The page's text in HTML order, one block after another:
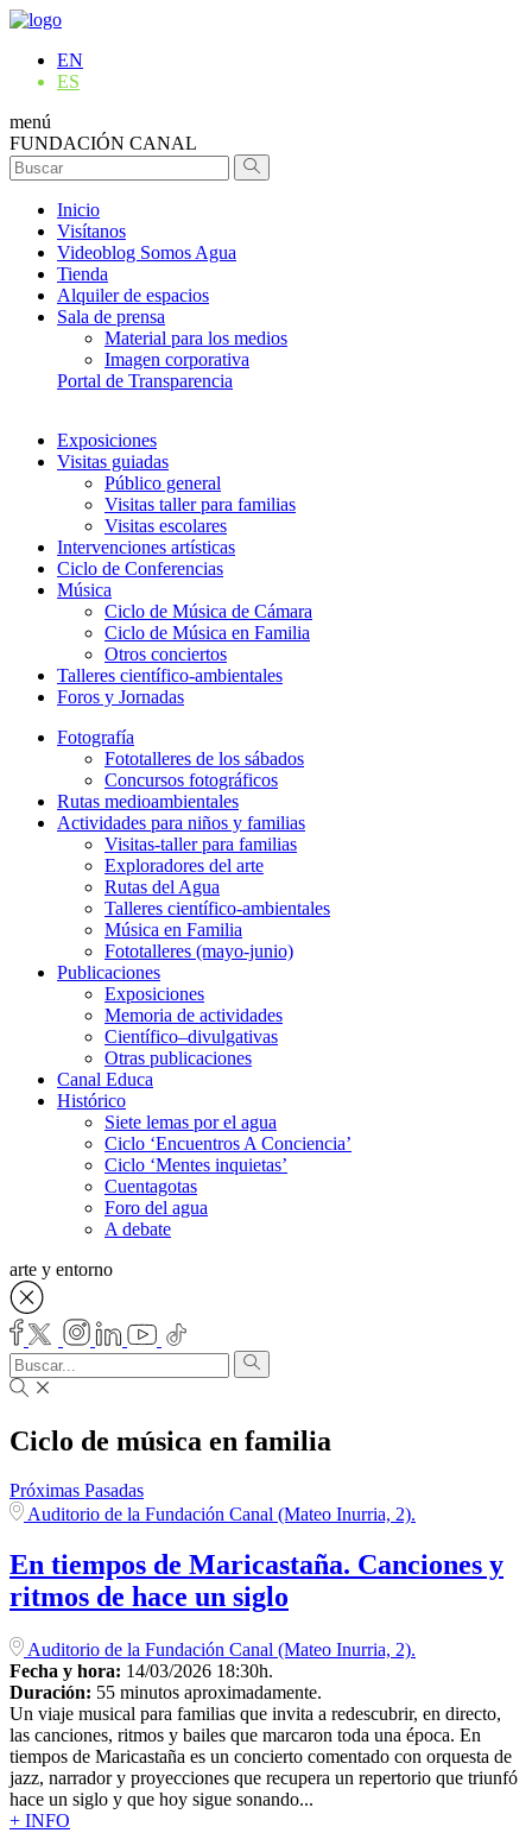
EN
ES
menú
FUNDACIÓN CANAL
Inicio
Visítanos
Videoblog Somos Agua
Tienda
Alquiler de espacios
Sala de prensa
Material para los medios
Imagen corporativa
Portal de Transparencia
Exposiciones
Visitas guiadas
Público general
Visitas taller para familias
Visitas escolares
Intervenciones artísticas
Ciclo de Conferencias
Música
Ciclo de Música de Cámara
Ciclo de Música en Familia
Otros conciertos
Talleres científico-ambientales
Foros y Jornadas
Fotografía
Fototalleres de los sábados
Concursos fotográficos
Rutas medioambientales
Actividades para niños y familias
Visitas-taller para familias
Exploradores del arte
Rutas del Agua
Talleres científico-ambientales
Música en Familia
Fototalleres (mayo-junio)
Publicaciones
Exposiciones
Memoria de actividades
Científico–divulgativas
Otras publicaciones
Canal Educa
Histórico
Siete lemas por el agua
Ciclo ‘Encuentros A Conciencia’
Ciclo ‘Mentes inquietas’
Cuentagotas
Foro del agua
A debate
arte y entorno
Ciclo de música en familia
Próximas Pasadas
Auditorio de la Fundación Canal (Mateo Inurria, 2).
En tiempos de Maricastaña. Canciones y
ritmos de hace un siglo
Auditorio de la Fundación Canal (Mateo Inurria, 2).
Fecha y hora: 14/03/2026 18:30h.
Duración: 55 minutos aproximadamente.
Un viaje musical para familias que invita a redescubrir, en directo,
las canciones, ritmos y bailes que marcaron toda una época. En
tiempos de Maricastaña es un concierto comentado con orquesta de
jazz, narrador y proyecciones que recupera un repertorio que triunfó
hace un siglo y que hoy sigue sonando...
+ INFO